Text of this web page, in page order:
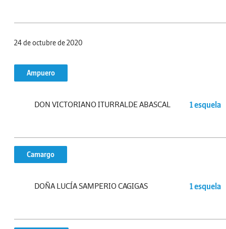
24 de octubre de 2020
Ampuero
DON VICTORIANO ITURRALDE ABASCAL 1 esquela
Camargo
DOÑA LUCÍA SAMPERIO CAGIGAS 1 esquela